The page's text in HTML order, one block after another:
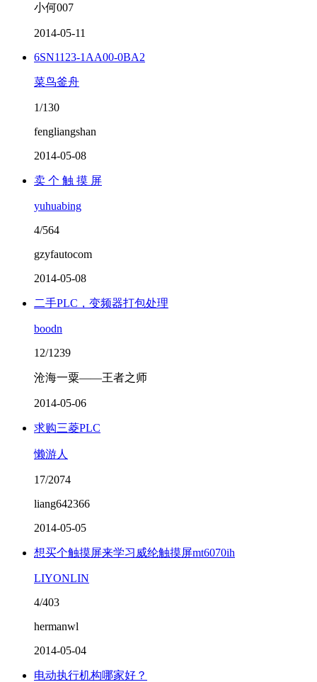
小何007
2014-05-11
6SN1123-1AA00-0BA2
菜鸟釜舟
1/130
fengliangshan
2014-05-08
卖 个 触 摸 屏
yuhuabing
4/564
gzyfautocom
2014-05-08
二手PLC，变频器打包处理
boodn
12/1239
沧海一粟——王者之师
2014-05-06
求购三菱PLC
懒游人
17/2074
liang642366
2014-05-05
想买个触摸屏来学习威纶触摸屏mt6070ih
LIYONLIN
4/403
hermanwl
2014-05-04
电动执行机构哪家好？